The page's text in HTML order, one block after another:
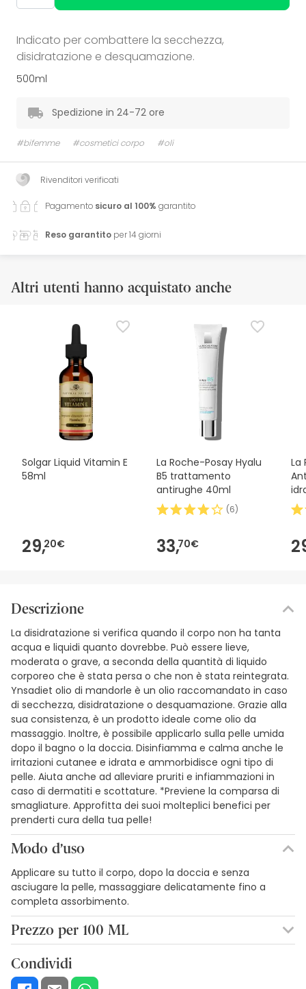
Indicato per combattere la secchezza,
disidratazione e desquamazione.
500ml
Spedizione in 24-72 ore
#bifemme #cosmetici corpo #oli
Rivenditori verificati
Pagamento sicuro al 100% garantito
Reso garantito per 14 giorni
Altri utenti hanno acquistato anche
Solgar Liquid Vitamin E
58ml
29,20€
La Roche-Posay Hyalu
B5 trattamento
antirughe 40ml
(6)
33,70€
La
Descrizione
La disidratazione si verifica quando il corpo non ha tanta
acqua e liquidi quanto dovrebbe. Può essere lieve,
moderata o grave, a seconda della quantità di liquido
corporeo che è stata persa o che non è stata reintegrata.
Ynsadiet olio di mandorle è un olio raccomandato in caso
di secchezza, disidratazione o desquamazione. Grazie alla
sua consistenza, è un prodotto ideale come olio da
massaggio. Inoltre, è possibile applicarlo sulla pelle umida
dopo il bagno o la doccia. Disinfiamma e calma anche le
irritazioni cutanee e idrata e ammorbidisce ogni tipo di
pelle. Aiuta anche ad alleviare pruriti e infiammazioni in
caso di dermatiti e scottature. *Previene la comparsa di
smagliature. Approfitta dei suoi molteplici benefici per
prenderti cura della tua pelle!
Modo d’uso
Applicare su tutto il corpo, dopo la doccia e senza
asciugare la pelle, massaggiare delicatamente fino a
completa assorbimento.
Prezzo per 100 ML
Condividi